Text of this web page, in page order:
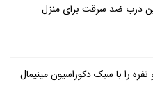
برای منزل
دکوراسیون مینیمال